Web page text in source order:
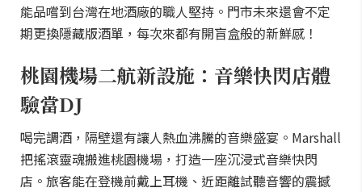
能品嚐到台灣在地酒廠的職人堅持。門市未來還會不定
期更換隱藏版酒單，每次來都有開盲盒般的新鮮感！
桃園機場二航新設施：音樂快閃店體
驗當DJ
喝完調酒，隔壁還有讓人熱血沸騰的音樂盛宴。Marshall
把搖滾靈魂搬進桃園機場，打造一座沉浸式音樂快閃
店。旅客能在登機前戴上耳機、近距離試聽音響的震撼